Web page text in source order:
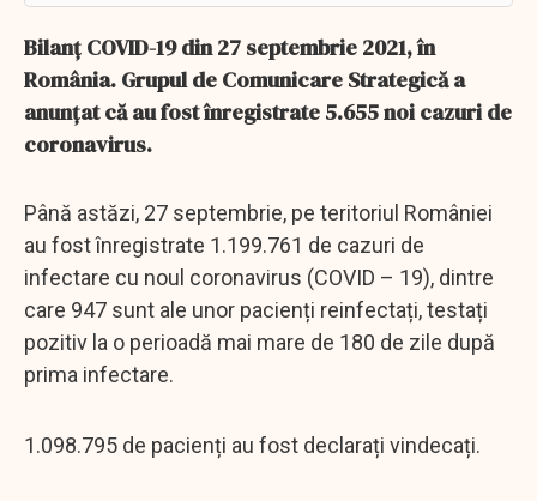
Bilanţ COVID-19 din 27 septembrie 2021, în
România. Grupul de Comunicare Strategică a
anunţat că au fost înregistrate 5.655 noi cazuri de
coronavirus.
Până astăzi, 27 septembrie, pe teritoriul României
au fost înregistrate 1.199.761 de cazuri de
infectare cu noul coronavirus (COVID – 19), dintre
care 947 sunt ale unor pacienți reinfectați, testați
pozitiv la o perioadă mai mare de 180 de zile după
prima infectare.
1.098.795 de pacienți au fost declarați vindecați.